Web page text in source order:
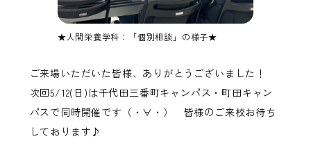
★人間栄養学科：「個別相談」の様子★
ご来場いただいた皆様、ありがとうございました！
次回5/12(日)は千代田三番町キャンパス・町田キャン
パスで同時開催です（・∀・） 皆様のご来校お待ち
しております♪